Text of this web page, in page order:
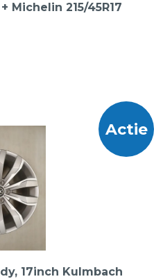
Michelin 215/45R17
Actie
17inch Kulmbach